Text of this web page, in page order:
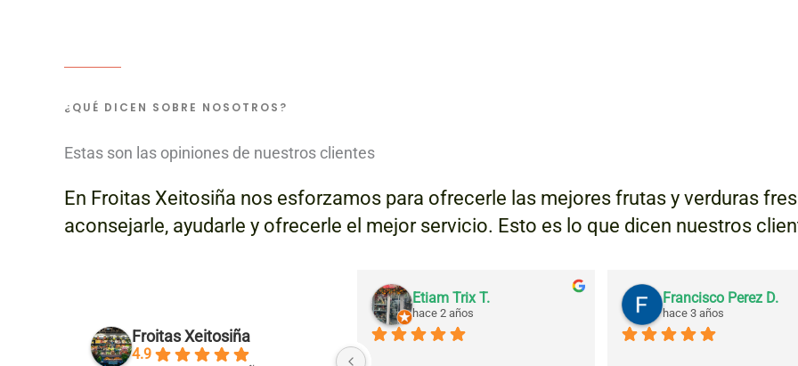
¿QUÉ DICEN SOBRE NOSOTROS?
Estas son las opiniones de nuestros clientes
En Froitas Xeitosiña nos esforzamos para ofrecerle las mejores frutas y verduras
aconsejarle, ayudarle y ofrecerle el mejor servicio. Esto es lo que dicen nuestros
Froitas Xeitosiña
4.9
Tienen fruta y verdura de la mejor
Etiam Trix T.
hace 2 años
Francisco Perez D.
hace 3 años